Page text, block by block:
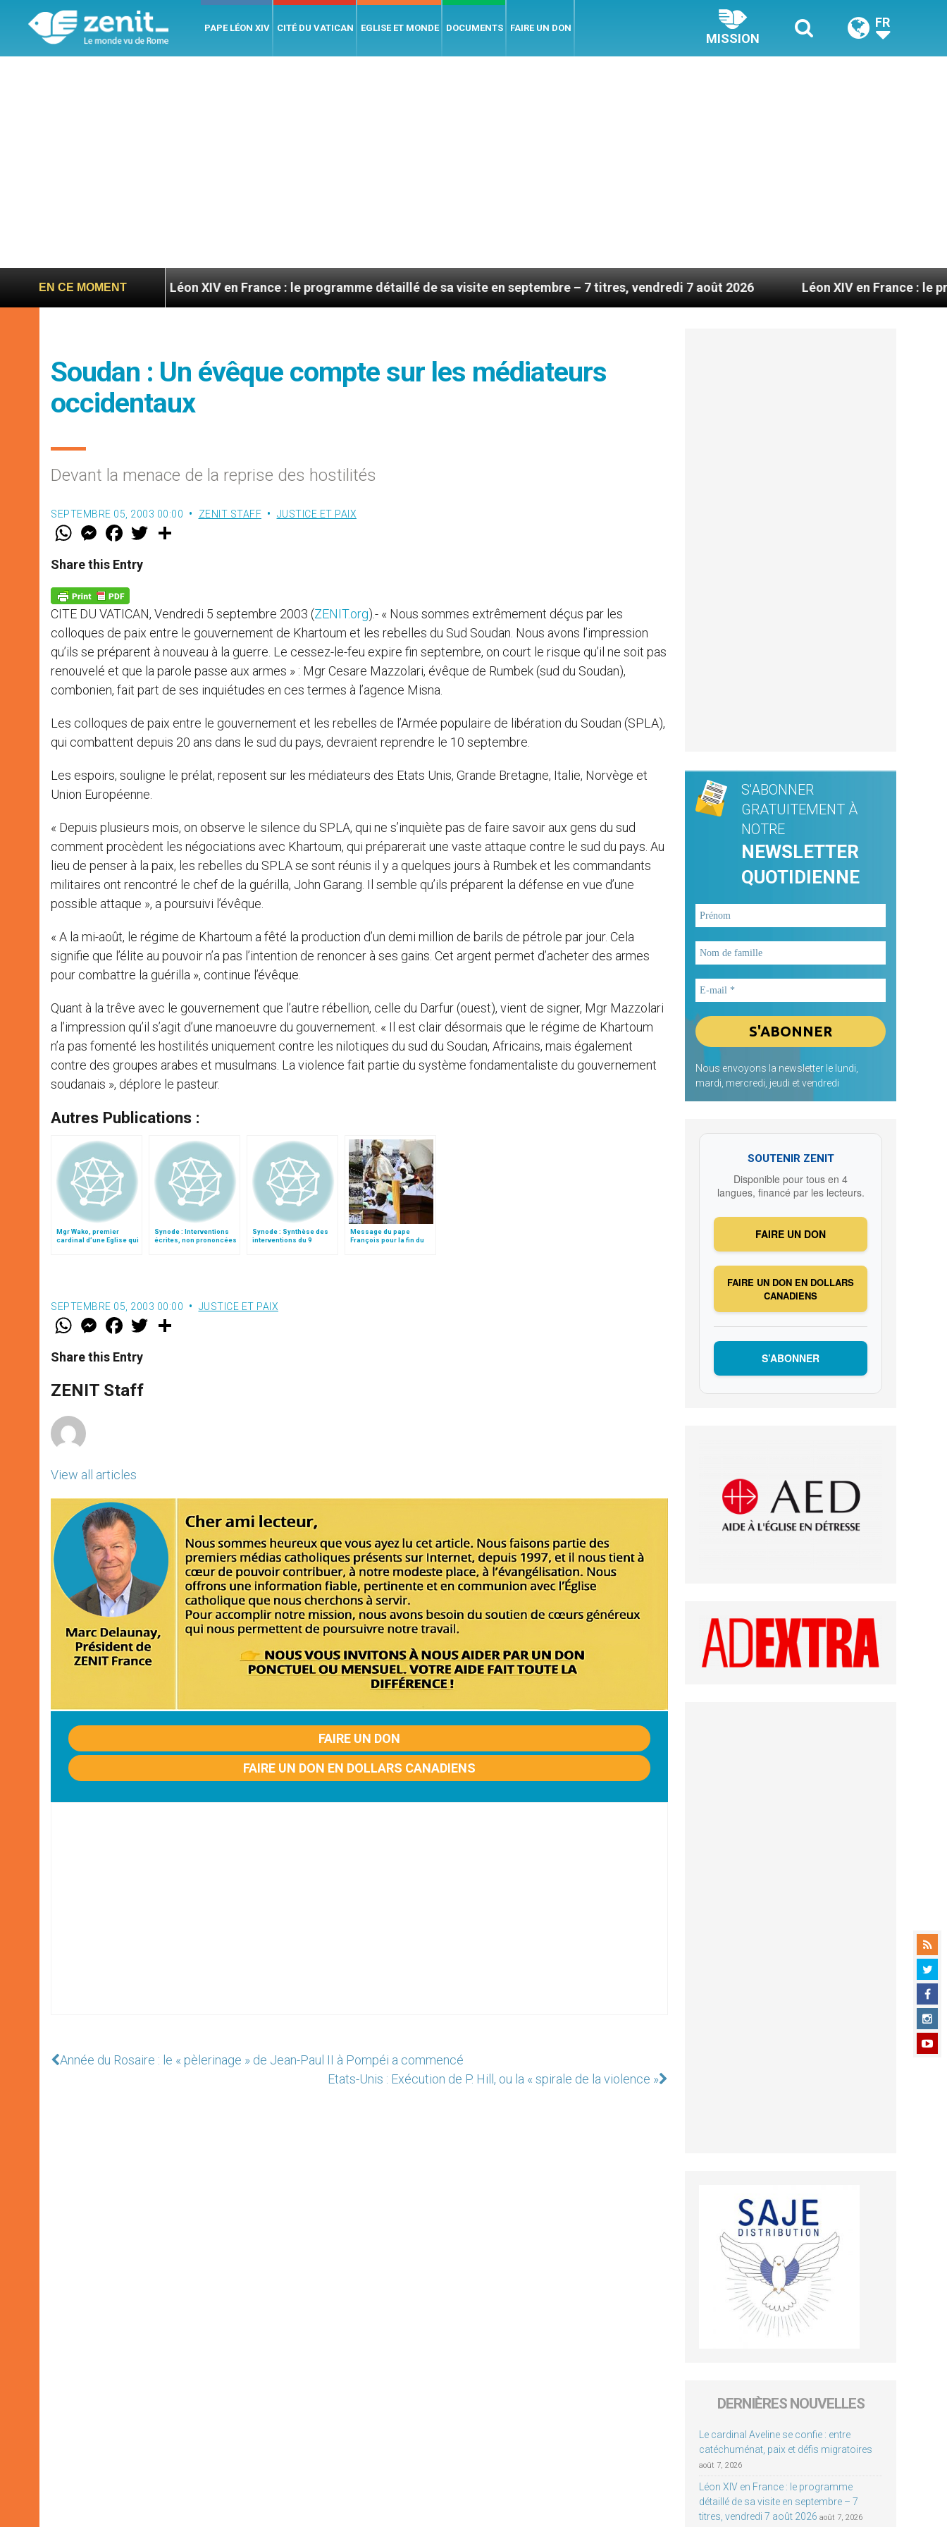
PAPE LÉON XIV CITÉ DU VATICAN EGLISE ET MONDE DOCUMENTS FAIRE UN DON
MISSION
FR
EN CE MOMENTLéon XIV en France : le programme détaillé de sa visite en septembre – 7 titres, vendredi 7 août 2026 Léon XIV en France : le programme
Soudan : Un évêque compte sur les médiateurs
occidentaux
Devant la menace de la reprise des hostilités
SEPTEMBRE 05, 2003 00:00 ZENIT STAFF JUSTICE ET PAIX
W
t
s
p
p
M
e
s
e
g
e
r
F
a
e
b
k
w
Share this Entry
CITE DU VATICAN, Vendredi 5 septembre 2003 (ZENIT.org).- « Nous sommes extrêmement déçus par les
colloques de paix entre le gouvernement de Khartoum et les rebelles du Sud Soudan. Nous avons l’impression
qu’ils se préparent à nouveau à la guerre. Le cessez-le-feu expire fin septembre, on court le risque qu’il ne soit pas
renouvelé et que la parole passe aux armes » : Mgr Cesare Mazzolari, évêque de Rumbek (sud du Soudan),
combonien, fait part de ses inquiétudes en ces termes à l’agence Misna.
Les colloques de paix entre le gouvernement et les rebelles de l’Armée populaire de libération du Soudan (SPLA),
qui combattent depuis 20 ans dans le sud du pays, devraient reprendre le 10 septembre.
Les espoirs, souligne le prélat, reposent sur les médiateurs des Etats Unis, Grande Bretagne, Italie, Norvège et
Union Européenne.
« Depuis plusieurs mois, on observe le silence du SPLA, qui ne s’inquiète pas de faire savoir aux gens du sud
comment procèdent les négociations avec Khartoum, qui préparerait une vaste attaque contre le sud du pays. Au
lieu de penser à la paix, les rebelles du SPLA se sont réunis il y a quelques jours à Rumbek et les commandants
militaires ont rencontré le chef de la guérilla, John Garang. Il semble qu’ils préparent la défense en vue d’une
possible attaque », a poursuivi l’évêque.
« A la mi-août, le régime de Khartoum a fêté la production d’un demi million de barils de pétrole par jour. Cela
signifie que l’élite au pouvoir n’a pas l’intention de renoncer à ses gains. Cet argent permet d’acheter des armes
pour combattre la guérilla », continue l’évêque.
Quant à la trêve avec le gouvernement que l’autre rébellion, celle du Darfur (ouest), vient de signer, Mgr Mazzolari
a l’impression qu’il s’agit d’une manoeuvre du gouvernement. « Il est clair désormais que le régime de Khartoum
n’a pas fomenté les hostilités uniquement contre les nilotiques du sud du Soudan, Africains, mais également
contre des groupes arabes et musulmans. La violence fait partie du système fondamentaliste du gouvernement
soudanais », déplore le pasteur.
Autres Publications :
Mgr Wako, premier
cardinal d’une Eglise qui
Synode : Interventions
écrites, non prononcées
Synode : Synthèse des
interventions du 9
octobre (ap-midi)
Message du pape
François pour la fin du
SEPTEMBRE 05, 2003 00:00 JUSTICE ET PAIX
W
t
s
p
p
M
e
s
e
g
e
F
a
e
b
o
k
w
Share this Entry
ZENIT Staff
View all articles
FAIRE UN DON
FAIRE UN DON EN DOLLARS CANADIENS
Année du Rosaire : le « pèlerinage » de Jean-Paul II à Pompéi a commencé
Etats-Unis : Exécution de P. Hill, ou la « spirale de la violence »
S'ABONNER
GRATUITEMENT À
NOTRE
NEWSLETTER
QUOTIDIENNE
Nous envoyons la newsletter le lundi,
mardi, mercredi, jeudi et vendredi
SOUTENIR ZENIT
Disponible pour tous en 4
langues, financé par les lecteurs.
FAIRE UN DON
FAIRE UN DON EN DOLLARS
CANADIENS
S’ABONNER
DERNIÈRES NOUVELLES
Le cardinal Aveline se confie : entre
catéchuménat, paix et défis migratoires
août 7, 2026
Léon XIV en France : le programme
détaillé de sa visite en septembre – 7
titres, vendredi 7 août 2026 août 7, 2026